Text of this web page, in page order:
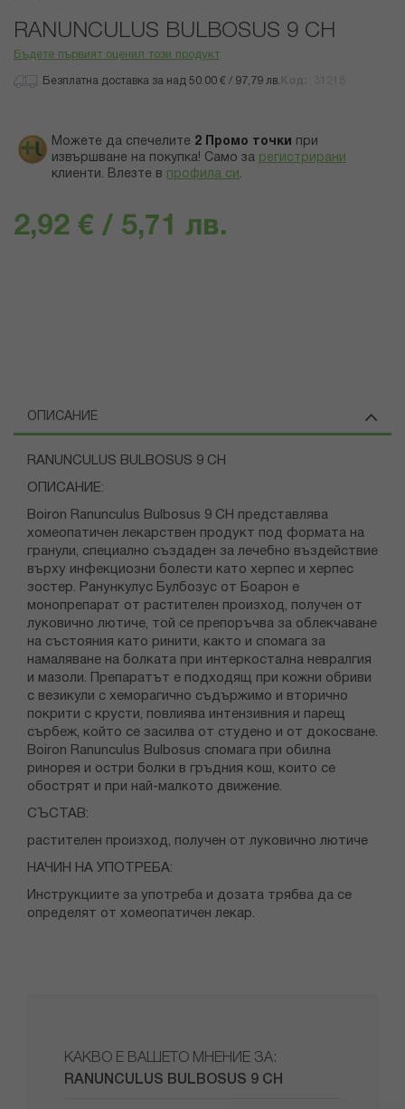
началото
RANUNCULUS BULBOSUS 9 CH
Бъдете първият оценил този продукт
Безплатна доставка за над 50.00 € / 97,79 лв.
Можете да спечелите 2 Промо точки
при
извършване на покупка! Само за регистрирани
клиенти. Влезте в профила си .
2,92 € / 5,71 лв.
ОПИСАНИЕ
RANUNCULUS BULBOSUS 9 CH
ОПИСАНИЕ:
Boiron Ranunculus Bulbosus 9 CH представлява
хомеопатичен лекарствен продукт под формата на
гранули, специално създаден за лечебно въздействие
върху инфекциозни болести като херпес и херпес
зостер. Ранункулус Булбозус от Боарон е
монопрепарат от растителен произход, получен от
луковично лютиче, той се препоръчва за облекчаване
на състояния като ринити, както и спомага за
намаляване на болката при интеркостална невралгия
и мазоли. Препаратът е подходящ при кожни обриви
с везикули с хеморагично съдържимо и вторично
покрити с крусти, повлиява интензивния и парещ
сърбеж, който се засилва от студено и от докосване.
Boiron Ranunculus Bulbosus спомага при обилна
ринорея и остри болки в гръдния кош, които се
обострят и при най-малкото движение.
СЪСТАВ:
растителен произход, получен от луковично лютиче
НАЧИН НА УПОТРЕБА:
Инструкциите за употреба и дозата трябва да се
определят от хомеопатичен лекар.
КАКВО Е ВАШЕТО МНЕНИЕ ЗА:
RANUNCULUS BULBOSUS 9 CH